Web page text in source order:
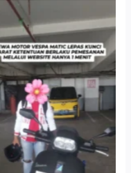
Cityplaza Jatinegara
Gedung Parkir P6A